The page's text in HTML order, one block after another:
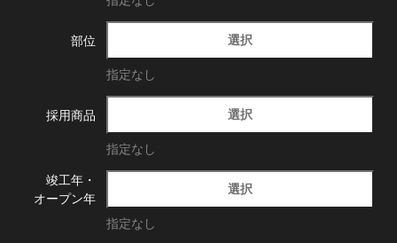
部位 選択
指定なし
採用商品 選択
指定なし
竣工年・
オープン年
選択
指定なし